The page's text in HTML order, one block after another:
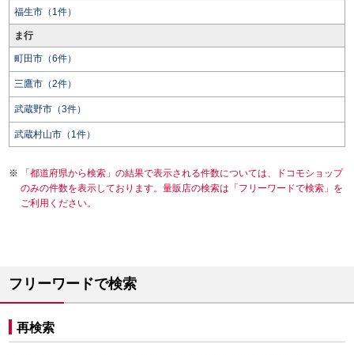
福生市（1件）
ま行
町田市（6件）
三鷹市（2件）
武蔵野市（3件）
武蔵村山市（1件）
「都道府県から検索」の結果で表示される件数については、ドコモショップ
のみの件数を表示しております。量販店の検索は「フリーワードで検索」を
ご利用ください。
フリーワードで検索
再検索